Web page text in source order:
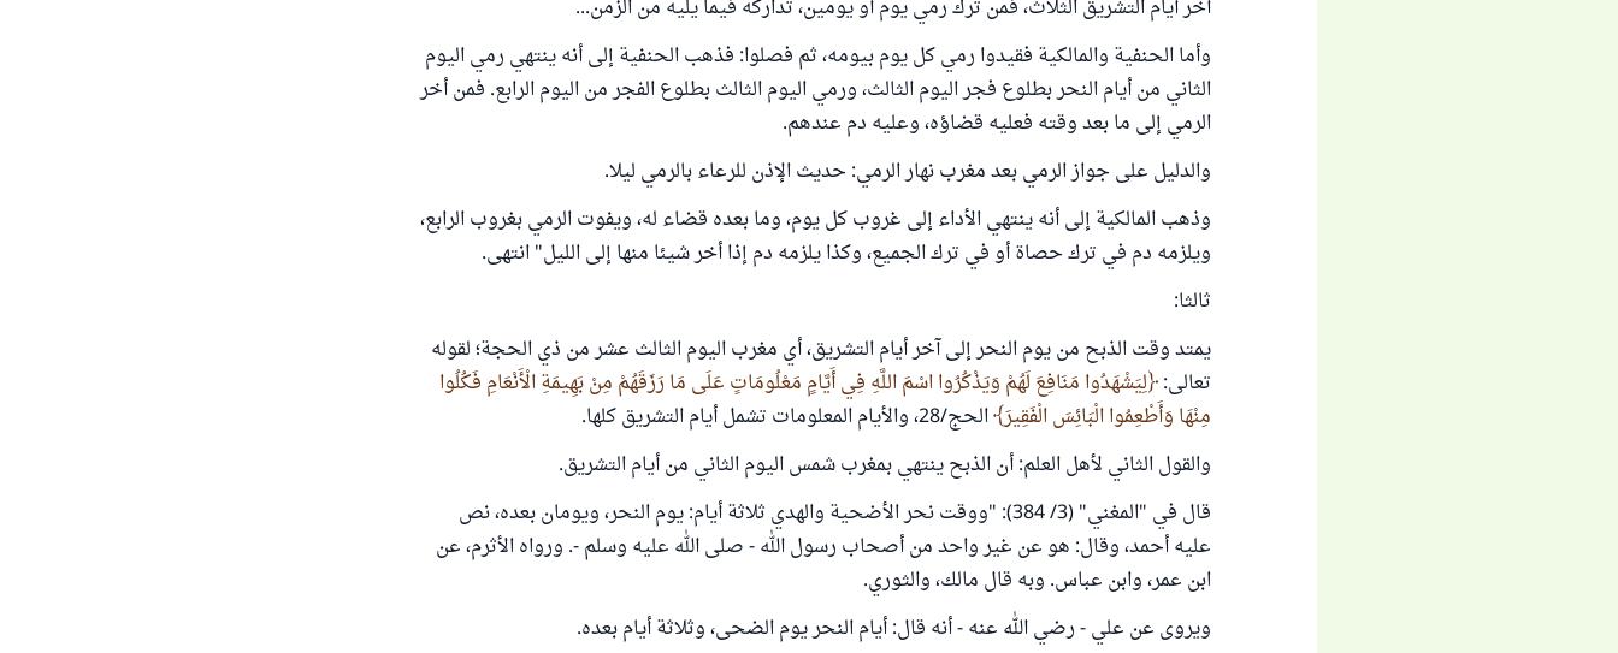
آخر أيام التشريق الثلاث، فمن ترك رمي يوم أو يومين، تداركه فيما يليه من الزمن...
وأما الحنفية والمالكية فقيدوا رمي كل يوم بيومه، ثم فصلوا: فذهب الحنفية إلى أنه ينتهي رمي اليوم
الثاني من أيام النحر بطلوع فجر اليوم الثالث، ورمي اليوم الثالث بطلوع الفجر من اليوم الرابع. فمن أخر
الرمي إلى ما بعد وقته فعليه قضاؤه، وعليه دم عندهم.
والدليل على جواز الرمي بعد مغرب نهار الرمي: حديث الإذن للرعاء بالرمي ليلا.
وذهب المالكية إلى أنه ينتهي الأداء إلى غروب كل يوم، وما بعده قضاء له، ويفوت الرمي بغروب الرابع،
ويلزمه دم في ترك حصاة أو في ترك الجميع، وكذا يلزمه دم إذا أخر شيئا منها إلى الليل" انتهى.
ثالثا:
يمتد وقت الذبح من يوم النحر إلى آخر أيام التشريق، أي مغرب اليوم الثالث عشر من ذي الحجة؛ لقوله
تعالى: لِيَشْهَدُوا مَنَافِعَ لَهُمْ وَيَذْكُرُوا اسْمَ اللَّهِ فِي أَيَّامٍ مَعْلُومَاتٍ عَلَى مَا رَزَقَهُمْ مِنْ بَهِيمَةِ الْأَنْعَامِ فَكُلُوا
مِنْهَا وَأَطْعِمُوا الْبَائِسَ الْفَقِيرَ الحج/28، والأيام المعلومات تشمل أيام التشريق كلها.
والقول الثاني لأهل العلم: أن الذبح ينتهي بمغرب شمس اليوم الثاني من أيام التشريق.
قال في "المغني" (3/ 384): "ووقت نحر الأضحية والهدي ثلاثة أيام: يوم النحر، ويومان بعده، نص
عليه أحمد، وقال: هو عن غير واحد من أصحاب رسول الله - صلى الله عليه وسلم -. ورواه الأثرم، عن
ابن عمر، وابن عباس. وبه قال مالك، والثوري.
ويروى عن علي - رضي الله عنه - أنه قال: أيام النحر يوم الضحى، وثلاثة أيام بعده.